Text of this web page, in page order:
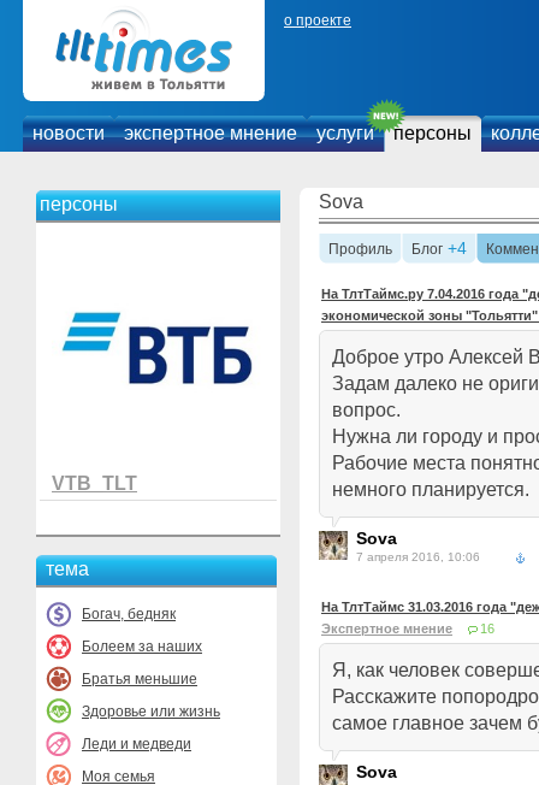
о проекте
новости экспертное мнение услуги персоны
персоны
VTB_TLT
тема
Богач, бедняк
Болеем за наших
Братья меньшие
Здоровье или жизнь
Леди и медведи
Моя семья
Sova
Профиль Блог +4
На ТлтТаймс.ру 7.04.2016 года
экономической зоны
Доброе утро Алексей
Задам далеко не
вопрос.
Нужна ли городу и
Рабочие места
немного планируется.
Sova
7 апреля 2016, 10:06
На ТлтТаймс 31.03.2016 года
Экспертное мнение
16
Я, как человек
Расскажите
самое главное зачем
Sova